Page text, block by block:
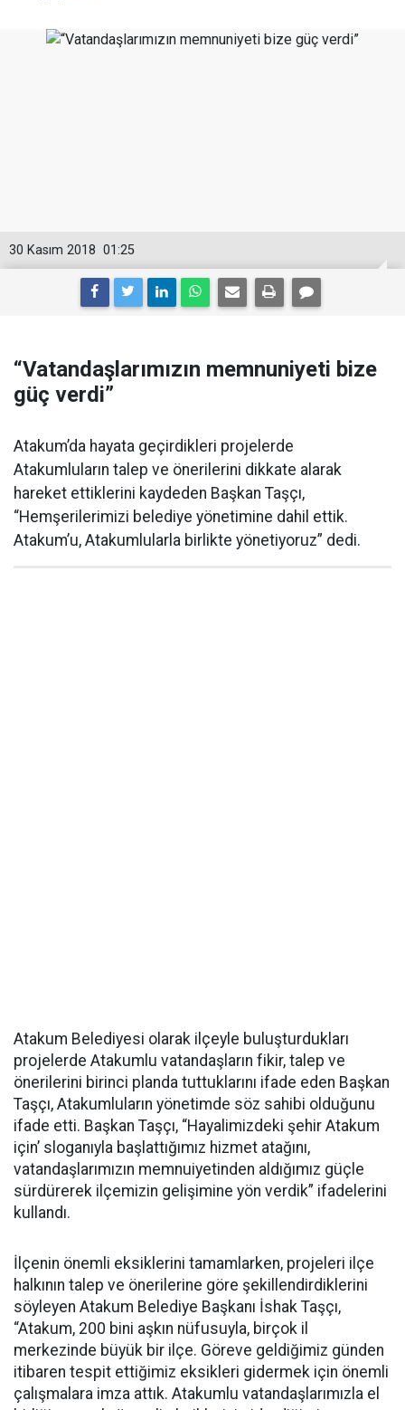
01:25
30 Kasım 2018
“Vatandaşlarımızın memnuniyeti bize
güç verdi”
Atakum’da hayata geçirdikleri projelerde
Atakumluların talep ve önerilerini dikkate alarak
hareket ettiklerini kaydeden Başkan Taşçı,
“Hemşerilerimizi belediye yönetimine dahil ettik.
Atakum’u, Atakumlularla birlikte yönetiyoruz” dedi.
Atakum Belediyesi olarak ilçeyle buluşturdukları
projelerde Atakumlu vatandaşların fikir, talep ve
önerilerini birinci planda tuttuklarını ifade eden Başkan
Taşçı, Atakumluların yönetimde söz sahibi olduğunu
ifade etti. Başkan Taşçı, “Hayalimizdeki şehir Atakum
için’ sloganıyla başlattığımız hizmet atağını,
vatandaşlarımızın memnuiyetinden aldığımız güçle
sürdürerek ilçemizin gelişimine yön verdik” ifadelerini
kullandı.
İlçenin önemli eksiklerini tamamlarken, projeleri ilçe
halkının talep ve önerilerine göre şekillendirdiklerini
söyleyen Atakum Belediye Başkanı İshak Taşçı,
“Atakum, 200 bini aşkın nüfusuyla, birçok il
merkezinde büyük bir ilçe. Göreve geldiğimiz günden
itibaren tespit ettiğimiz eksikleri gidermek için önemli
çalışmalara imza attık. Atakumlu vatandaşlarımızla el